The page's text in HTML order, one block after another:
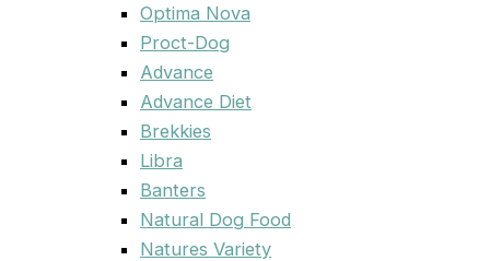
Optima Nova
Proct-Dog
Advance
Advance Diet
Brekkies
Libra
Banters
Natural Dog Food
Natures Variety